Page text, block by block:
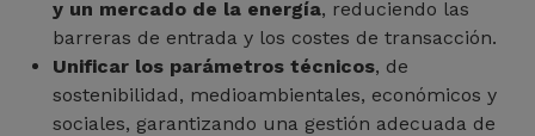
y un mercado de la energía, reduciendo las
barreras de entrada y los costes de transacción.
Unificar los parámetros técnicos, de
sostenibilidad, medioambientales, económicos y
sociales, garantizando una gestión adecuada de